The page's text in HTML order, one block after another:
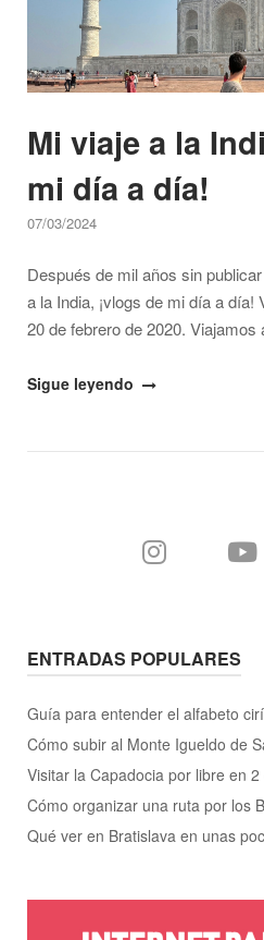
Mi viaje a la
mi día a día!
07/03/2024
Después de mil años sin
a la India, ¡vlogs de mi día a día!
20 de febrero de 2020. Viajamos
"Mi
día!"
Sigue leyendo
ENTRADAS POPULARES
Guía para entender el alfabeto
Cómo subir al Monte Igueldo de
Visitar la Capadocia por libre en
Cómo organizar una ruta por los
Qué ver en Bratislava en unas